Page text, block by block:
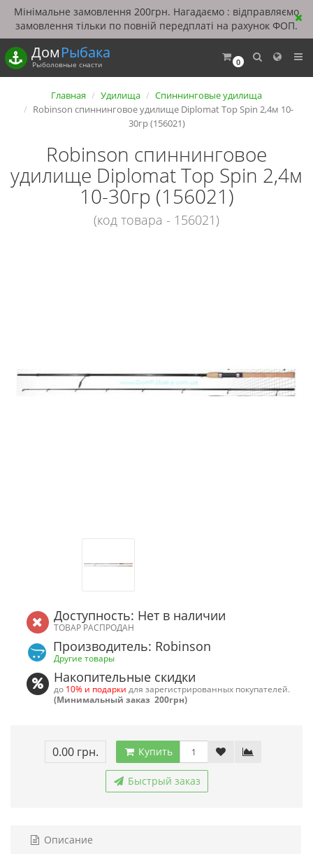
Мінімальне замовлення 200грн. Нагадаємо : відправляємо
замовлення тільки по повній передплаті на рахунок ФОП.
0
ДомРыбака
Рыболовные снасти
Главная Удилища
Спиннинговые удилища
Robinson спиннинговое удилище Diplomat Top Spin 2,4м 10-
30гр (156021)
Robinson спиннинговое
удилище Diplomat Top Spin 2,4м
10-30гр (156021)
(код товара - 156021)
Доступность: Нет в наличии
ТОВАР РАСПРОДАН
Производитель: Robinson
Другие товары
Накопительные скидки
до 10% и подарки для зарегистрированных покупателей.
(Минимальный заказ 200грн)
0.00 грн. Купить
Быстрый заказ
Описание